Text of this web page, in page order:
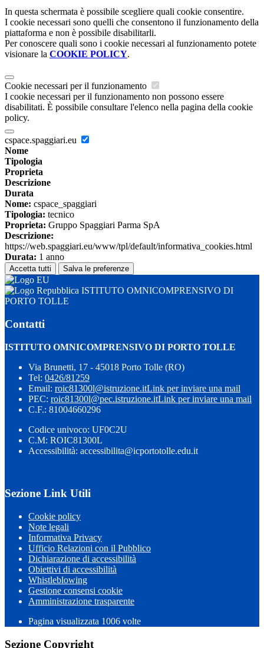
In questa schermata è possibile scegliere quali cookie consentire.
I cookie necessari sono quelli che consentono il funzionamento della
piattaforma e non è possibile disabilitarli.
Per conoscere quali sono i cookie necessari al funzionamento potete
visionare la COOKIE POLICY.
Cookie necessari per il funzionamento
I cookie necessari per il funzionamento non possono essere
disabilitati. È possibile consultare l'elenco nella pagina della cookie
policy.
cspace.spaggiari.eu
Nome
Tipologia
Proprieta
Descrizione
Durata
Nome: cspace_spaggiari
Tipologia: tecnico
Proprieta: Gruppo Spaggiari Parma SpA
Descrizione:
https://web.spaggiari.eu/www/tpl/default/informativa_cookies.html
Durata: 1 anno
Accetta tutti Salva le preferenze
ISTITUTO OMNICOMPRENSIVO DI
PORTO TOLLE
Contatti
ISTITUTO OMNICOMPRENSIVO DI PORTO TOLLE
Via Brunetti, 17 - 45018 Porto Tolle (RO)
Tel: 0426/81259
Email: roic81300l@istruzione.itLink per inviare una mail
PEC: roic81300l@pec.istruzione.itLink per inviare una mail
C.F.: 81004660296
Codice univoco: UF0C2U
C.M: ROIC81300L
Accessibilità: accessibilita@icportotolle.edu.it
Sezione Link Utili
Cookie policy
Note legali
Informativa Privacy
Ufficio Relazioni con il Pubblico
Dichiarazione di accessibilità
Obiettivi di accessibilità
Whistleblowing
Gestione consensi cookie
Amministrazione trasparente
Pagina visualizzata 1006 volte
Sezione Copyright